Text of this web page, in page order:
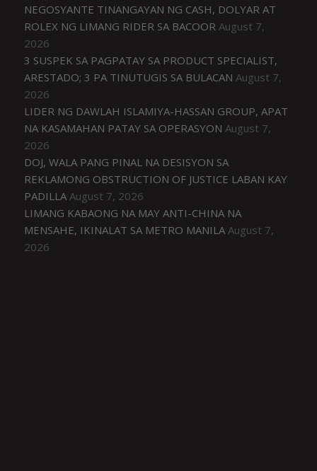
NEGOSYANTE TINANGAYAN NG CASH, DOLYAR AT
ROLEX NG LIMANG RIDER SA BACOOR August 7,
2026
3 SUSPEK SA PAGPATAY SA PRODUCT SPECIALIST,
ARESTADO; 3 PA TINUTUGIS SA BULACAN August 7,
2026
LIDER NG DAWLAH ISLAMIYA-HASSAN GROUP, APAT
NA KASAMAHAN PATAY SA OPERASYON August 7,
2026
DOJ, WALA PANG PINAL NA DESISYON SA
REKLAMONG OBSTRUCTION OF JUSTICE LABAN KAY
PADILLA August 7, 2026
LIMANG KABAONG NA MAY ANTI-CHINA NA
MENSAHE, IKINALAT SA METRO MANILA August 7,
2026